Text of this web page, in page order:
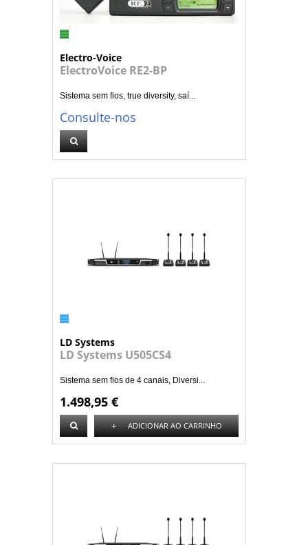
Electro-Voice
ElectroVoice RE2-BP
Sistema sem fios, true diversity, saí...
Consulte-nos
LD Systems
LD Systems U505CS4
Sistema sem fios de 4 canais, Diversi...
1.498,95 €
+ ADICIONAR AO CARRINHO